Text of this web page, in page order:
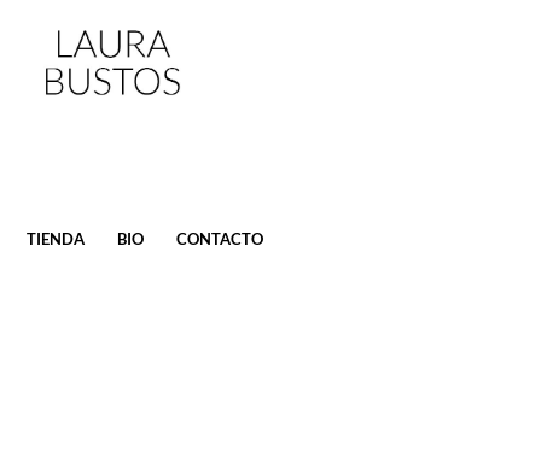
AL
TIENDA BIO CONTACTO